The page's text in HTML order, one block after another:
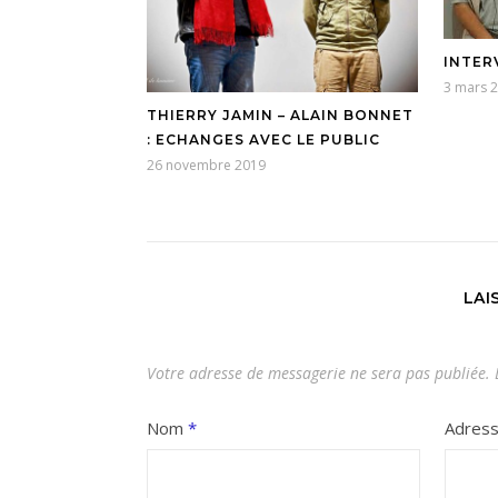
THIERRY JAMIN – ALAIN BONNET
: ECHANGES AVEC LE PUBLIC
26 novembre 2019
3 mars
Votre adresse de messagerie ne sera pas publiée.
Nom *